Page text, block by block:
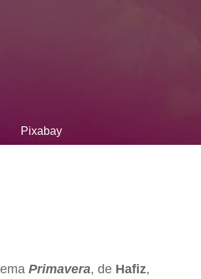
Pixabay
Primavera, de Hafiz,